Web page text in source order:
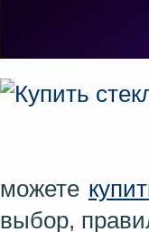
можете
выбор,